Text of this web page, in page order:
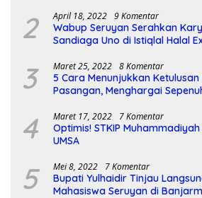
2 April 18, 2022 9 Komentar
Wabup Seruyan Serahkan
Sandiaga Uno di Istiqlal Halal
3 Maret 25, 2022 8 Komentar
5 Cara Menunjukkan
Pasangan, Menghargai
4 Maret 17, 2022 7 Komentar
Optimis! STKIP
UMSA
5 Mei 8, 2022 7 Komentar
Bupati Yulhaidir Tinjau
Mahasiswa Seruyan di